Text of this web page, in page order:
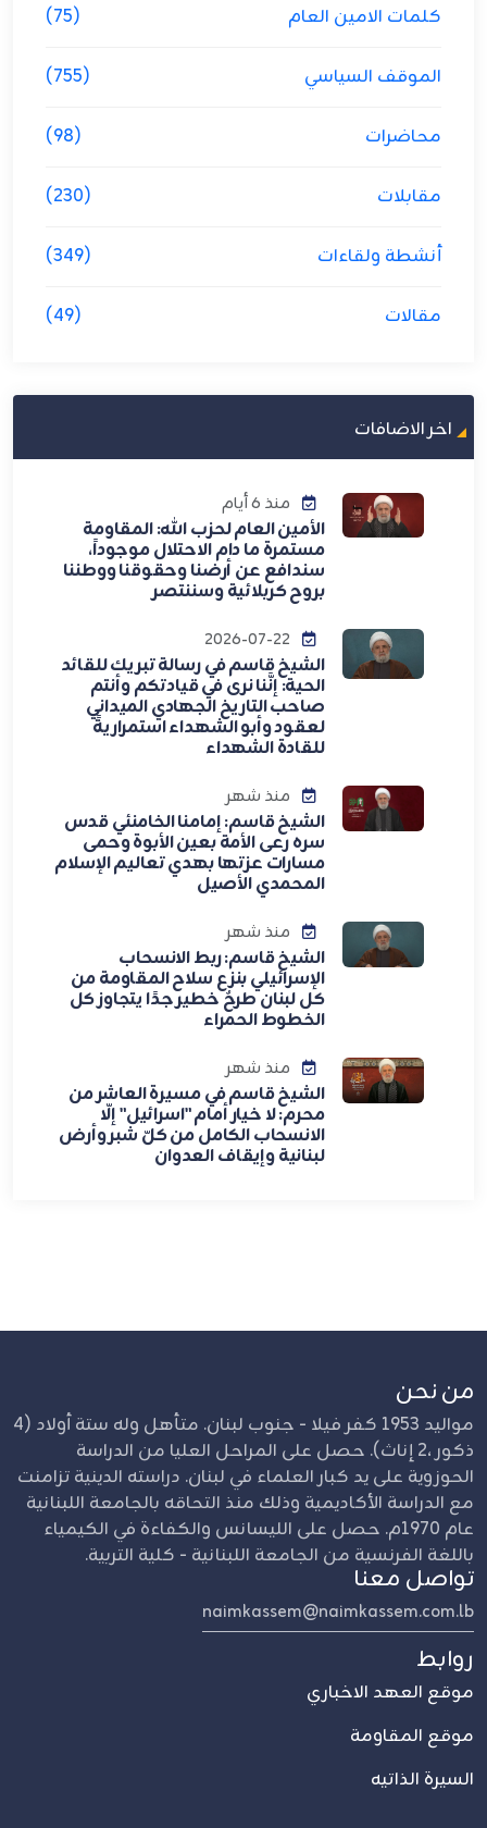
كلمات الامين العام (75)
الموقف السياسي (755)
محاضرات (98)
مقابلات (230)
أنشطة ولقاءات (349)
مقالات (49)
اخر الاضافات
منذ 6 أيام
الأمين العام لحزب الله: المقاومة
مستمرة ما دام الاحتلال موجوداً،
سندافع عن أرضنا وحقوقنا ووطننا
بروح كربلائية وسننتصر
الشيخ قاسم في رسالة تبريك للقائد
الحية: إنَّنا نرى في قيادتكم وأنتم
صاحب التاريخ الجهادي الميداني
لعقود وأبو الشهداء استمراريةً
للقادة الشهداء
منذ شهر
الشيخ قاسم: إمامنا الخامنئي قدس
سره رعى الأمة بعين الأبوة وحمى
مسارات عزتها بهدي تعاليم الإسلام
المحمدي الأصيل
منذ شهر
الشيخ قاسم: ربط الانسحاب
الإسرائيلي بنزع سلاح المقاومة من
كل لبنان طرحٌ خطير جدًا يتجاوز كل
الخطوط الحمراء
منذ شهر
الشيخ قاسم في مسيرة العاشر من
محرم: لا خيار أمام "اسرائيل" إلّا
الانسحاب الكامل من كلّ شبر وأرض
لبنانية وإيقاف العدوان
من نحن
مواليد 1953 كفر فيلا - جنوب لبنان. متأهل وله ستة أولاد (4
ذكور ،2 إناث). حصل على المراحل العليا من الدراسة
الحوزوية على يد كبار العلماء في لبنان. دراسته الدينية تزامنت
مع الدراسة الأكاديمية وذلك منذ التحاقه بالجامعة اللبنانية
عام 1970م. حصل على الليسانس والكفاءة في الكيمياء
باللغة الفرنسية من الجامعة اللبنانية - كلية التربية.
تواصل معنا
naimkassem@naimkassem.com.lb
روابط
موقع العهد الاخباري
موقع المقاومة
السيرة الذاتيه